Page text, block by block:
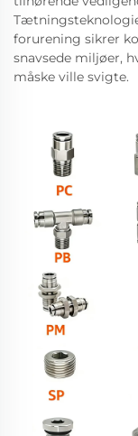
forurening sikrer
snavsede miljøer,
måske ville svigte.